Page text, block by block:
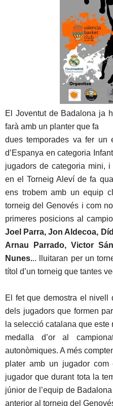
El Joventut de Badalona ja
farà amb un planter que fa
dues temporades va fer un
d’Espanya en categoria
jugadors de categoria mini,
en el Torneig Aleví de fa
ens trobem amb un equip
torneig del Genovés i com
primeres posicions al
Joel Parra, Jon Aldecoa,
Arnau Parrado, Victor
Nunes... lluitaran per un
títol d’un torneig que tantes
El fet que demostra el nivell
dels jugadors que formen
la selecció catalana que
medalla d’or al
autonòmiques. A més
plater amb un jugador com
jugador que durant tota la
júnior de l’equip de
anterior al torneig del